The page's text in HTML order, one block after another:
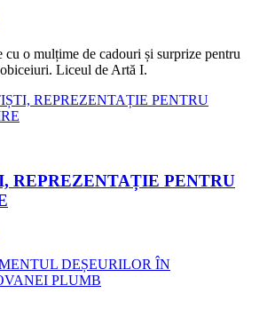
cu o mulțime de cadouri și surprize pentru
Liceul de Artă I.
REPREZENTAȚIE PENTRU